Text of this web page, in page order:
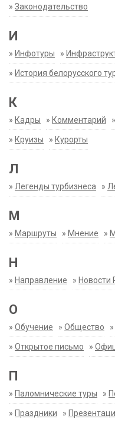
» Законодательство
И
» Инфотуры »
» История белорусского
К
» Кадры » Комментарий »
» Круизы » Курорты
Л
» Легенды турбизнеса »
М
» Маршруты » Мнение »
Н
» Направление » Новости
О
» Обучение » Общество »
» Открытое письмо »
П
» Паломнические туры »
» Праздники »